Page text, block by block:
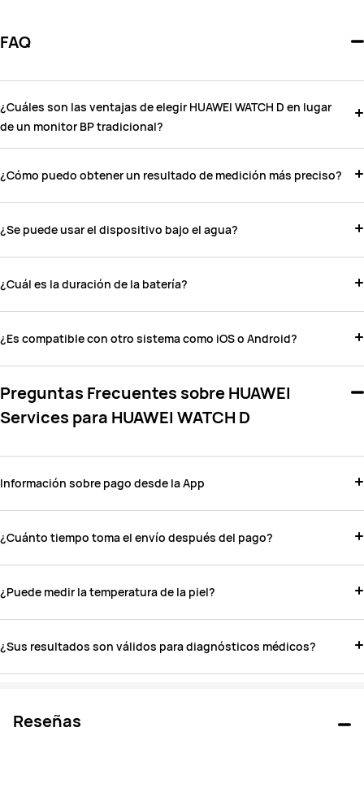
FAQ
¿Cuáles son las ventajas de elegir HUAWEI WATCH D en lugar
de un monitor BP tradicional?
¿Cómo puedo obtener un resultado de medición más preciso?
¿Se puede usar el dispositivo bajo el agua?
¿Cuál es la duración de la batería?
¿Es compatible con otro sistema como iOS o Android?
Preguntas Frecuentes sobre HUAWEI
Services para HUAWEI WATCH D
Información sobre pago desde la App
¿Cuánto tiempo toma el envío después del pago?
¿Puede medir la temperatura de la piel?
¿Sus resultados son válidos para diagnósticos médicos?
Reseñas